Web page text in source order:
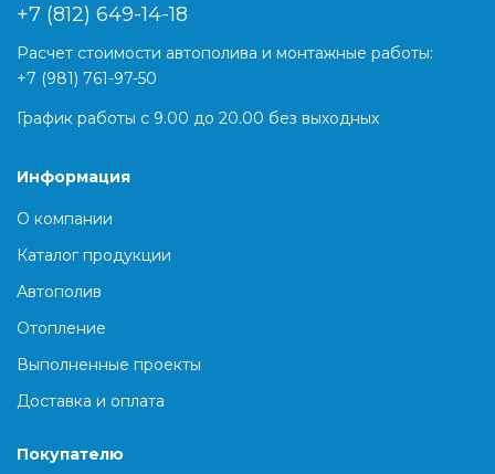
+7 (812) 649-14-18
Расчет стоимости автополива и монтажные работы:
+7 (981) 761-97-50
График работы с 9.00 до 20.00 без выходных
Информация
О компании
Каталог продукции
Автополив
Отопление
Выполненные проекты
Доставка и оплата
Покупателю